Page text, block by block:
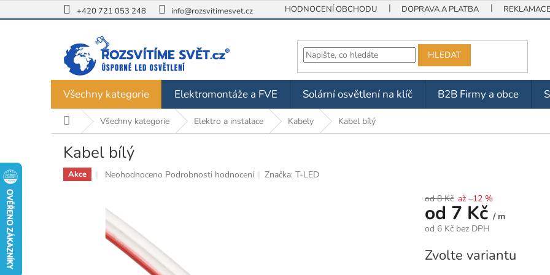
na
+420 721 053 248 info@rozsvitimesvet.cz HODNOCENÍ OBCHODU DOPRAVA A PLATBA
HLEDAT
Všechny kategorie Elektromontáže a FVE Solární osvětlení na klíč B2B Firmy a obce
Domů Všechny kategorie Elektro a instalace Kabely Kabel bílý
Kabel bílý
Akce
Průměrné
je
0,0
z
5
hvězdiček.
Neohodnoceno Podrobnosti hodnocení Značka:T-LED
od 8 Kč až –12 %
od 7 Kč / m
od 6 Kč bez DPH
cena:
Zvolte variantu